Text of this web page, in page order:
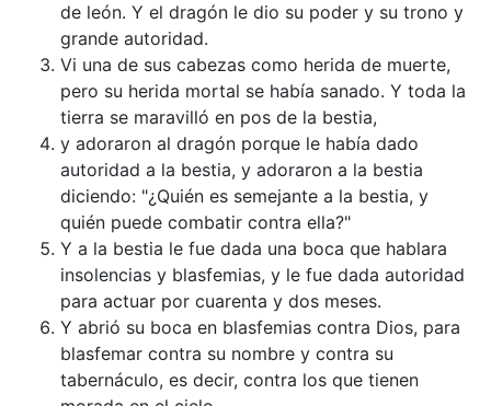
de león. Y el dragón le dio su poder y su trono y
grande autoridad.
Vi una de sus cabezas como herida de muerte,
pero su herida mortal se había sanado. Y toda la
tierra se maravilló en pos de la bestia,
y adoraron al dragón porque le había dado
autoridad a la bestia, y adoraron a la bestia
diciendo: "¿Quién es semejante a la bestia, y
quién puede combatir contra ella?"
Y a la bestia le fue dada una boca que hablara
insolencias y blasfemias, y le fue dada autoridad
para actuar por cuarenta y dos meses.
Y abrió su boca en blasfemias contra Dios, para
blasfemar contra su nombre y contra su
tabernáculo, es decir, contra los que tienen